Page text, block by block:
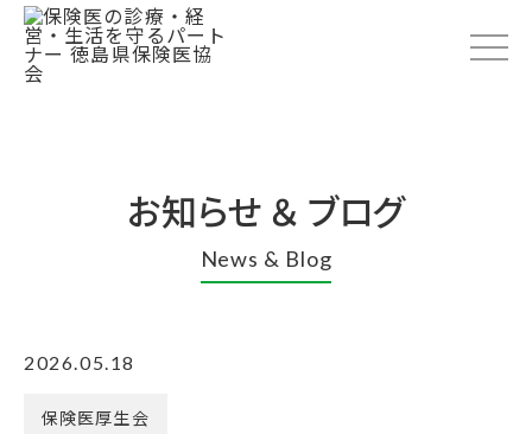
お知らせ ＆ ブログ
News & Blog
2026.05.18
保険医厚生会